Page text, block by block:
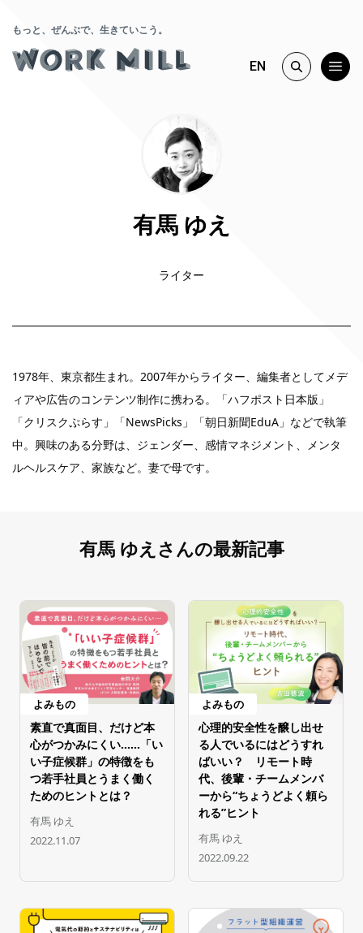
もっと、ぜんぶで、生きていこう。
EN
有馬 ゆえ
ライター
1978年、東京都生まれ。2007年からライター、編集者としてメデ
ィアや広告のコンテンツ制作に携わる。「ハフポスト日本版」
「クリスクぷらす」「NewsPicks」「朝日新聞EduA」などで執筆
中。興味のある分野は、ジェンダー、感情マネジメント、メンタ
ルヘルスケア、家族など。妻で母です。
有馬 ゆえさんの最新記事
よみもの
素直で真面目、だけど本
心がつかみにくい……「い
い子症候群」の特徴をも
つ若手社員とうまく働く
ためのヒントとは？
有馬 ゆえ
2022.11.07
よみもの
心理的安全性を醸し出せ
る人でいるにはどうすれ
ばいい？ リモート時
代、後輩・チームメンバ
ーから“ちょうどよく頼ら
れる”ヒント
有馬 ゆえ
2022.09.22